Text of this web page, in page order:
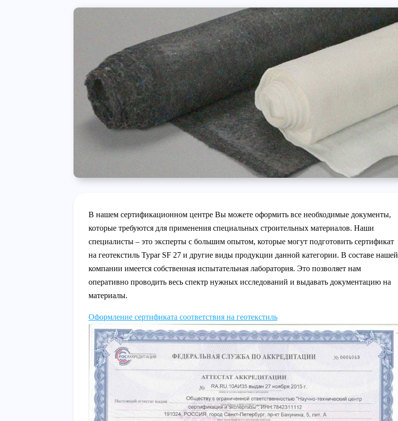
В нашем сертификационном центре Вы можете оформить все необходимые документы,
которые требуются для применения специальных строительных материалов. Наши
специалисты – это эксперты с большим опытом, которые могут подготовить сертификат
на геотекстиль Typar SF 27 и другие виды продукции данной категории. В составе нашей
компании имеется собственная испытательная лаборатория. Это позволяет нам
оперативно проводить весь спектр нужных исследований и выдавать документацию на
материалы.
Оформление сертификата соответствия на геотекстиль